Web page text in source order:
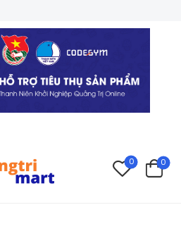
0 0